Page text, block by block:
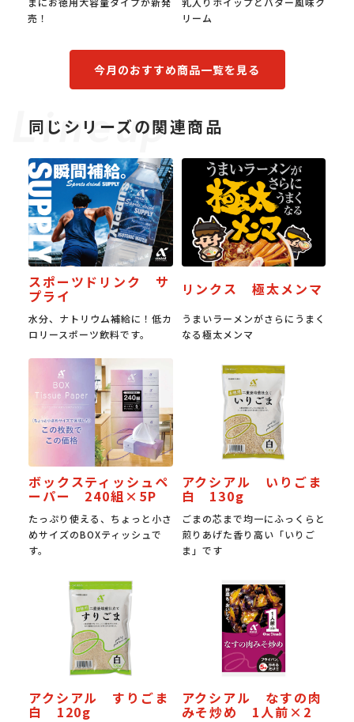
売！
リーム
今月のおすすめ商品一覧を見る
同じシリーズの関連商品
スポーツドリンク サ
プライ
水分、ナトリウム補給に！低カ
ロリースポーツ飲料です。
リンクス 極太メンマ
うまいラーメンがさらにうまく
なる極太メンマ
ボックスティッシュペ
ーパー 240組×5P
たっぷり使える、ちょっと小さ
めサイズのBOXティッシュで
す。
アクシアル いりごま
白 130g
ごまの芯まで均一にふっくらと
煎りあげた香り高い「いりご
ま」です
アクシアル すりごま
白 120g
アクシアル なすの肉
みそ炒め 1人前×2